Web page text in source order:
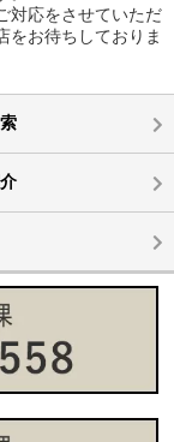
対応をさせていただ
をお待ちしておりま